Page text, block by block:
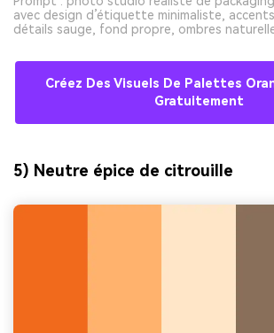
avec design d’étiquette minimaliste,
détails sauge, fond propre, ombres
Créez Des Visuels De Palettes
Gratuitement
5) Neutre épice de citrouille